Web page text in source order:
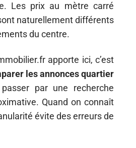
Les prix au mètre carré
naturellement différents
du centre.
apporte ici, c’est
les annonces quartier
par une recherche
Quand on connaît
évite des erreurs de